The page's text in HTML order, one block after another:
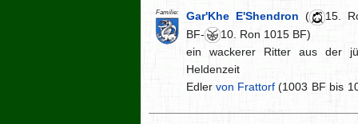
Familie: Gar'Khe E'Shendron (
15.
BF-
10. Ron 1015 BF)
ein wackerer Ritter aus der
Heldenzeit
Edler von Frattorf (1003 BF bis